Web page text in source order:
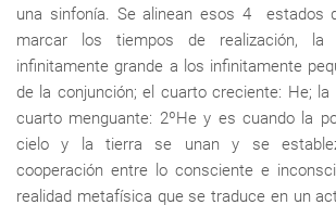
una sinfonía. Se alinean esos 4 estados
marcar los tiempos de realización, la
infinitamente grande a los infinitamente
de la conjunción; el cuarto creciente: He; la
cuarto menguante: 2ºHe y es cuando la
cielo y la tierra se unan y se
cooperación entre lo consciente e
realidad metafísica que se traduce en un